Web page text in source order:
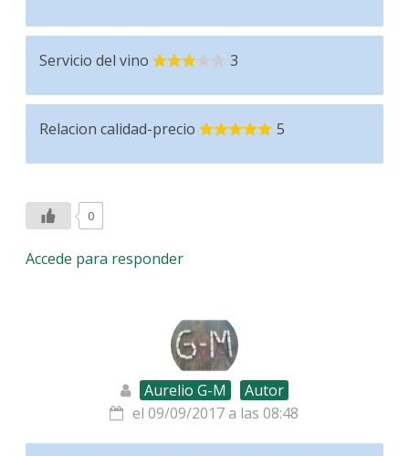
Servicio del vino 3
Relacion calidad-precio 5
0
Accede para responder
Aurelio G-M
Autor
el 09/09/2017 a las 08:48